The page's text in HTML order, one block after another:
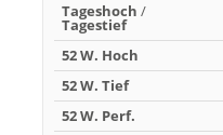
Tageshoch /
Tagestief
52 W. Hoch
52 W. Tief
52 W. Perf.